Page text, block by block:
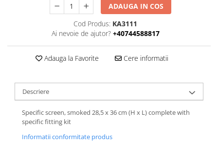
ADAUGA IN COS
Cod Produs: KA3111
Ai nevoie de ajutor? +40744588817
Adauga la Favorite Cere informatii
Descriere
Specific screen, smoked 28,5 x 36 cm (H x L) complete with
specific fitting kit
Informatii conformitate produs